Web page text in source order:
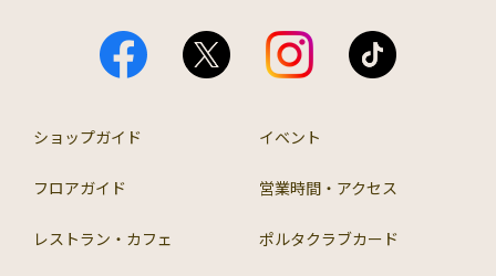
ショップガイド イベント
フロアガイド 営業時間・アクセス
レストラン・カフェ ポルタクラブカード